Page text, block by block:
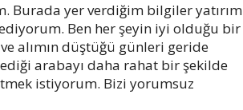
Burada yer verdiğim bilgiler yatırım
Ben her şeyin iyi olduğu bir
alımın düştüğü günleri geride
arabayı daha rahat bir şekilde
istiyorum. Bizi yorumsuz